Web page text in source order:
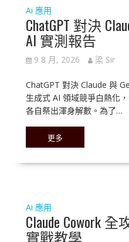
Ai 應用
ChatGPT 對決
AI 實測報告
9 8 月, 2026 梁 Sir
ChatGPT 對決 Claude 與
生成式 AI 領域競爭白熱化
各自祭出渾身解數。為了…
更多
Ai 應用
Claude Cowork
實戰教學